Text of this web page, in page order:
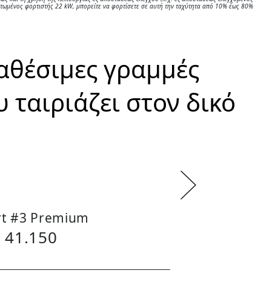
φορτιστής 22 kW, μπορείτε να φορτίσετε σε αυτή την ταχύτητα από 10% έως 80%
γραμμές
στον δικό
#3 Premium
41.150